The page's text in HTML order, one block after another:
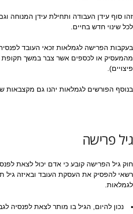
זהו סוף עידן העבודה ותחילת עידן המנוחה
לכל שינוי חדש בחיים.
בעקבות הפרישה לגמלאות זכאי העובד
מהמעסיק או לכספים אשר צבר במשך תקופת
פיצויים).
בנוסף הפורשים לגמלאות יהנו גם מקצבאות
גיל פרישה
חוק גיל הפרישה קובע כי אדם יכול לצאת
רשאי להפסיק את העסקת העובד ובאיזה גיל
לגמלאות.